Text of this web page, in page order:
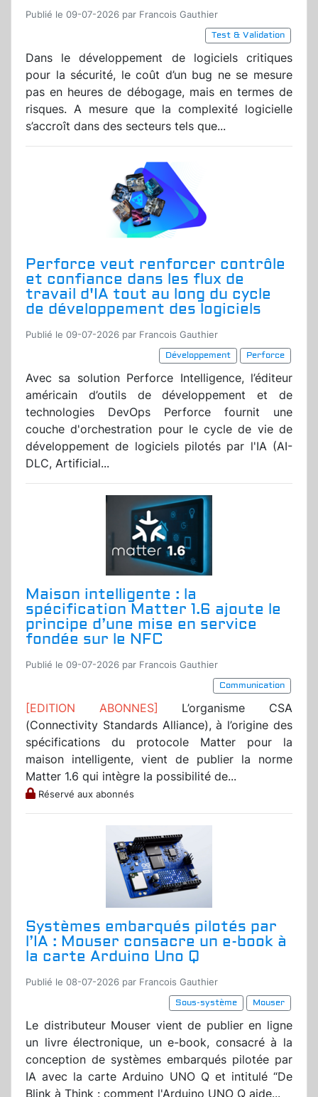
Publié le 09-07-2026 par Francois Gauthier
Test & Validation
Dans le développement de logiciels critiques
pour la sécurité, le coût d’un bug ne se mesure
pas en heures de débogage, mais en termes de
risques. A mesure que la complexité logicielle
s’accroît dans des secteurs tels que...
Perforce veut renforcer contrôle
et confiance dans les flux de
travail d'IA tout au long du cycle
de développement des logiciels
Publié le 09-07-2026 par Francois Gauthier
Développement
Perforce
Avec sa solution Perforce Intelligence, l’éditeur
américain d’outils de développement et de
technologies DevOps Perforce fournit une
couche d'orchestration pour le cycle de vie de
développement de logiciels pilotés par l'IA (AI-
DLC, Artificial...
Maison intelligente : la
spécification Matter 1.6 ajoute le
principe d’une mise en service
fondée sur le NFC
Publié le 09-07-2026 par Francois Gauthier
Communication
[EDITION ABONNES] L’organisme CSA
(Connectivity Standards Alliance), à l’origine des
spécifications du protocole Matter pour la
maison intelligente, vient de publier la norme
Matter 1.6 qui intègre la possibilité de...
Réservé aux abonnés
Systèmes embarqués pilotés par
l’IA : Mouser consacre un e-book à
la carte Arduino Uno Q
Publié le 08-07-2026 par Francois Gauthier
Sous-système
Mouser
Le distributeur Mouser vient de publier en ligne
un livre électronique, un e-book, consacré à la
conception de systèmes embarqués pilotée par
IA avec la carte Arduino UNO Q et intitulé “De
Blink à Think : comment l'Arduino UNO Q aide...